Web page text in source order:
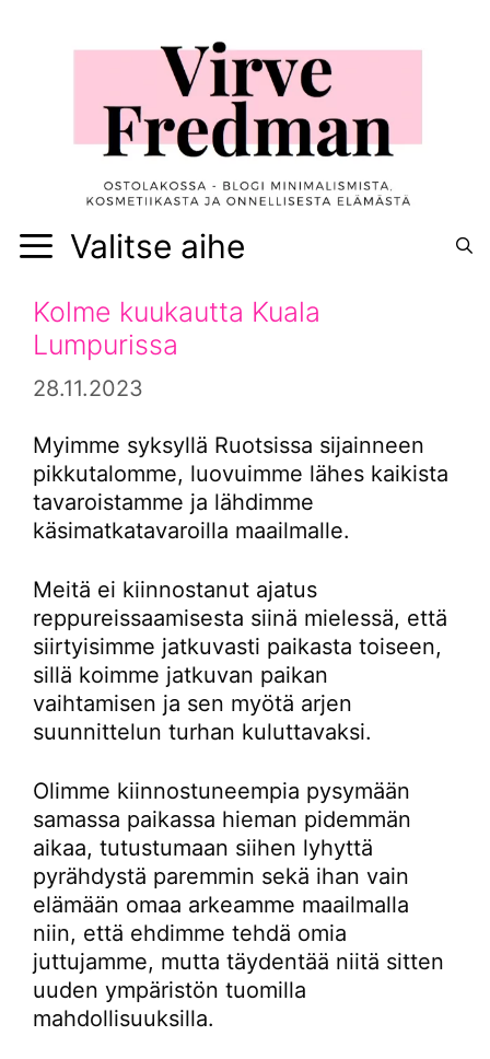
Valitse aihe
Kolme kuukautta Kuala
Lumpurissa
28.11.2023
Myimme syksyllä Ruotsissa sijainneen
pikkutalomme, luovuimme lähes kaikista
tavaroistamme ja lähdimme
käsimatkatavaroilla maailmalle.
Meitä ei kiinnostanut ajatus
reppureissaamisesta siinä mielessä, että
siirtyisimme jatkuvasti paikasta toiseen,
sillä koimme jatkuvan paikan
vaihtamisen ja sen myötä arjen
suunnittelun turhan kuluttavaksi.
Olimme kiinnostuneempia pysymään
samassa paikassa hieman pidemmän
aikaa, tutustumaan siihen lyhyttä
pyrähdystä paremmin sekä ihan vain
elämään omaa arkeamme maailmalla
niin, että ehdimme tehdä omia
juttujamme, mutta täydentää niitä sitten
uuden ympäristön tuomilla
mahdollisuuksilla.